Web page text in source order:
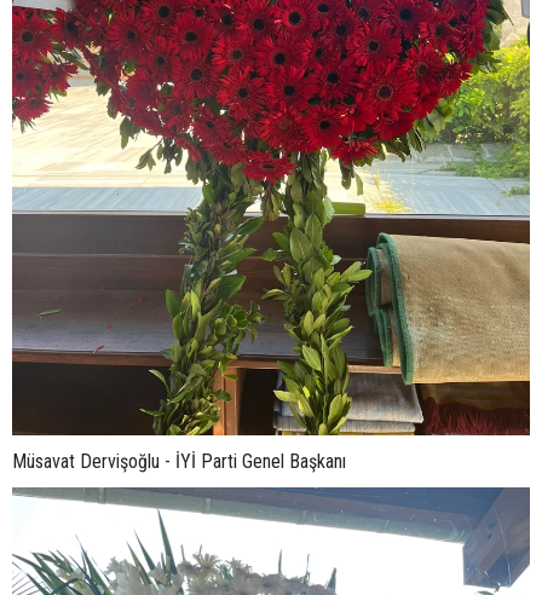
Müsavat Dervişoğlu - İYİ Parti Genel Başkanı